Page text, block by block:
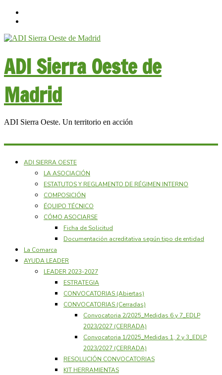
ADI Sierra Oeste de
Madrid
ADI Sierra Oeste. Un territorio en acción
ADI SIERRA OESTE
LA ASOCIACIÓN
ESTATUTOS Y REGLAMENTO DE RÉGIMEN INTERNO
COMPOSICIÓN
ÉQUIPO TÉCNICO
CÓMO ASOCIARSE
Ficha de Solicitud
Documentación acreditativa según tipo de entidad
La Comarca
AYUDA LEADER
LEADER 2023-2027
ESTRATEGIA
CONVOCATORIAS (Abiertas)
CONVOCATORIAS (Cerradas)
Convocatoria 2/2025_Medidas 6 y 7_EDLP
2023/2027 (CERRADA)
Convocatoria 1/2025_Medidas 1, 2 y 3_EDLP
2023/2027 (CERRADA)
RESOLUCIÓN CONVOCATORIAS
KIT HERRAMIENTAS